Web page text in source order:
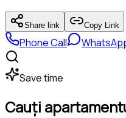
Share link Copy Link
Phone Call
Save time
Cauți